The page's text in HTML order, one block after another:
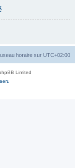
horaire sur UTC+02:00
Limited